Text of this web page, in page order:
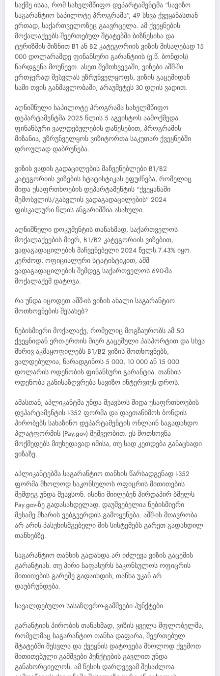
საქმე ისაა, რომ სახელმწიფო დეპარტამენტმა “სავიზო
საგარანტიო საპილოტე პროგრამა”, 49 სხვა ქვეყანასთან
ერთად, საქართველოზეც გაავრცელა. ამ ქვეყნების
მოქალაქეებს შეერთებულ შტატებში ბიზნესისა და
ტურიზმის მიზნით B1 ან B2 კატეგორიის ვიზის მისაღებად 15
000 დოლარამდე ფინანსური გარანტიის (ე.წ. ბონდის)
წარდგენა მოუწევთ. ასეთ შემთხვევაში, ვიზები აშშ-ში
ერთჯერად შესვლას უზრუნველყოფს, ვიზის გაცემიდან
სამი თვის განმავლობაში, არაუმეტეს 30 დღის ვადით.
აღნიშნული საპილოტე პროგრამა სახელმწიფო
დეპარტამენტმა 2025 წლის 5 აგვისტოს აამოქმედა.
ფინანსური ვალდებულების დაწესებით, პროგრამის
მიზანია, უზრუნველყოს ვიზიტორთა საკუთარ ქვეყნებში
დროულად დაბრუნება.
ვიზის ვადის გადაცილების მაჩვენებლები B1/B2
კატეგორიის ვიზების სტატისტიკას ეფუძნება, რომელიც
შიდა უსაფრთხოების დეპარტამენტის “ქვეყანაში
შემოსვლის/გასვლის ვადაგადაცილების” 2024
ფისკალური წლის ანგარიშშია ასახული.
აღნიშნული დოკუმენტის თანახმად, საქართველოს
მოქალაქეების მიერ, B1/B2 კატეგორიის ვიზებით,
ვადაგადაცილების მაჩვენებელი 2024 წელს 7.43% იყო.
კერძოდ, ოფიციალური სტატისტიკით, აშშ
ვადაგადაცილების შემდეგ საქართველოს 690-მა
მოქალაქემ დატოვა.
რა უნდა იცოდეთ აშშ-ის ვიზის ახალი საგარანტიო
მოთხოვნების შესახებ?
ნებისმიერი მოქალაქე, რომელიც მოგზაურობს ამ 50
ქვეყნიდან ერთ-ერთის მიერ გაცემული პასპორტით და სხვა
მხრივ აკმაყოფილებს B1/B2 ვიზის მოთხოვნებს,
ვალდებულია, წარადგინოს 5 000, 10 000 ან 15 000
დოლარის ოდენობის ფინანსური გარანტია. თანხის
ოდენობა განისაზღვრება სავიზო ინტერვიუს დროს.
ამასთან, აპლიკანტმა უნდა შეავსოს შიდა უსაფრთხოების
დეპარტამენტის I-352 ფორმა და დაეთანხმოს ბონდის
პირობებს სახაზინო დეპარტამენტის ონლაინ საგადახდო
პლატფორმის (Pay.gov) მეშვეობით. ეს მოთხოვნა
მოქმედებს მიუხედავად იმისა, თუ სად კეთდება განაცხადი
ვიზაზე.
აპლიკანტებმა საგარანტიო თანხის წარსადგენად I-352
ფორმა მხოლოდ საკონსულოს ოფიცრის მითითების
შემდეგ უნდა შეავსონ. ისინი მიიღებენ პირდაპირ ბმულს
Pay.gov-ზე გადასახდელად. დაუშვებელია ნებისმიერი
მესამე მხარის ვებგვერდის გამოყენება. აშშ-ის მთავრობა
არ არის პასუხისმგებელი მის სისტემებს გარეთ გადახდილ
თანხებზე.
საგარანტიო თანხის გადახდა არ იძლევა ვიზის გაცემის
გარანტიას. თუ პირი საფასურს საკონსულოს ოფიცრის
მითითების გარეშე გადაიხდის, თანხა უკან არ
დაუბრუნდება.
სავალდებულო სასაზღვრო-გამშვები პუნქტები
გარანტიის პირობის თანახმად, ვიზის ყველა მფლობელმა,
რომელმაც საგარანტიო თანხა დაფარა, შეერთებულ
შტატებში შესვლა და ქვეყნის დატოვება მხოლოდ ქვემოთ
მითითებული გამშვები პუნქტების გავლით უნდა
განახორციელოს. ამ წესის დარღვევამ შესაძლოა